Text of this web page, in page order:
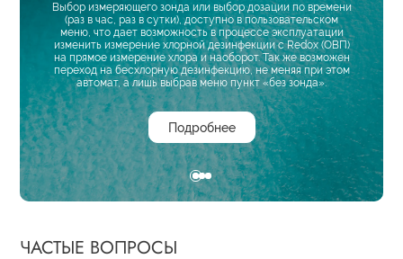
Выбор измеряющего зонда или выбор дозации по времени
(раз в час, раз в сутки), доступно в пользовательском
меню, что дает возможность в процессе эксплуатации
изменить измерение хлорной дезинфекции с Redox (ОВП)
на прямое измерение хлора и наоборот. Так же возможен
переход на бесхлорную дезинфекцию, не меняя при этом
автомат, а лишь выбрав меню пункт «без зонда».
Подробнее
ЧАСТЫЕ ВОПРОСЫ